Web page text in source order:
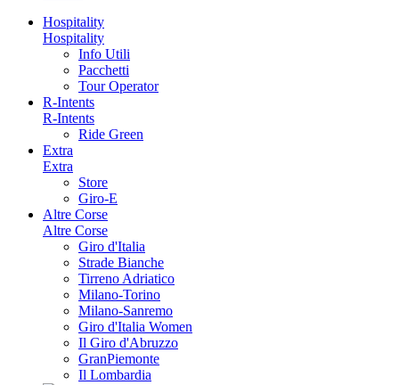
Hospitality
Hospitality
Info Utili
Pacchetti
Tour Operator
R-Intents
R-Intents
Ride Green
Extra
Extra
Store
Giro-E
Altre Corse
Altre Corse
Giro d'Italia
Strade Bianche
Tirreno Adriatico
Milano-Torino
Milano-Sanremo
Giro d'Italia Women
Il Giro d'Abruzzo
GranPiemonte
Il Lombardia